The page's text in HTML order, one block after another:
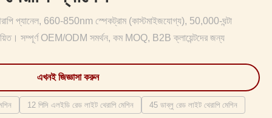
প্যানেল, 660-850nm স্পেকট্রাম (কাস্টমাইজযোগ্য), 50,000-ঘন্টা
সম্পূর্ণ OEM/ODM সমর্থন, কম MOQ, B2B ক্লায়েন্টদের জন্য
এখনই জিজ্ঞাসা করুন
12 পিসি এলইডি রেড লাইট থেরাপি মেশিন 45 ডাব্লু রেড লাইট থেরাপি মেশিন